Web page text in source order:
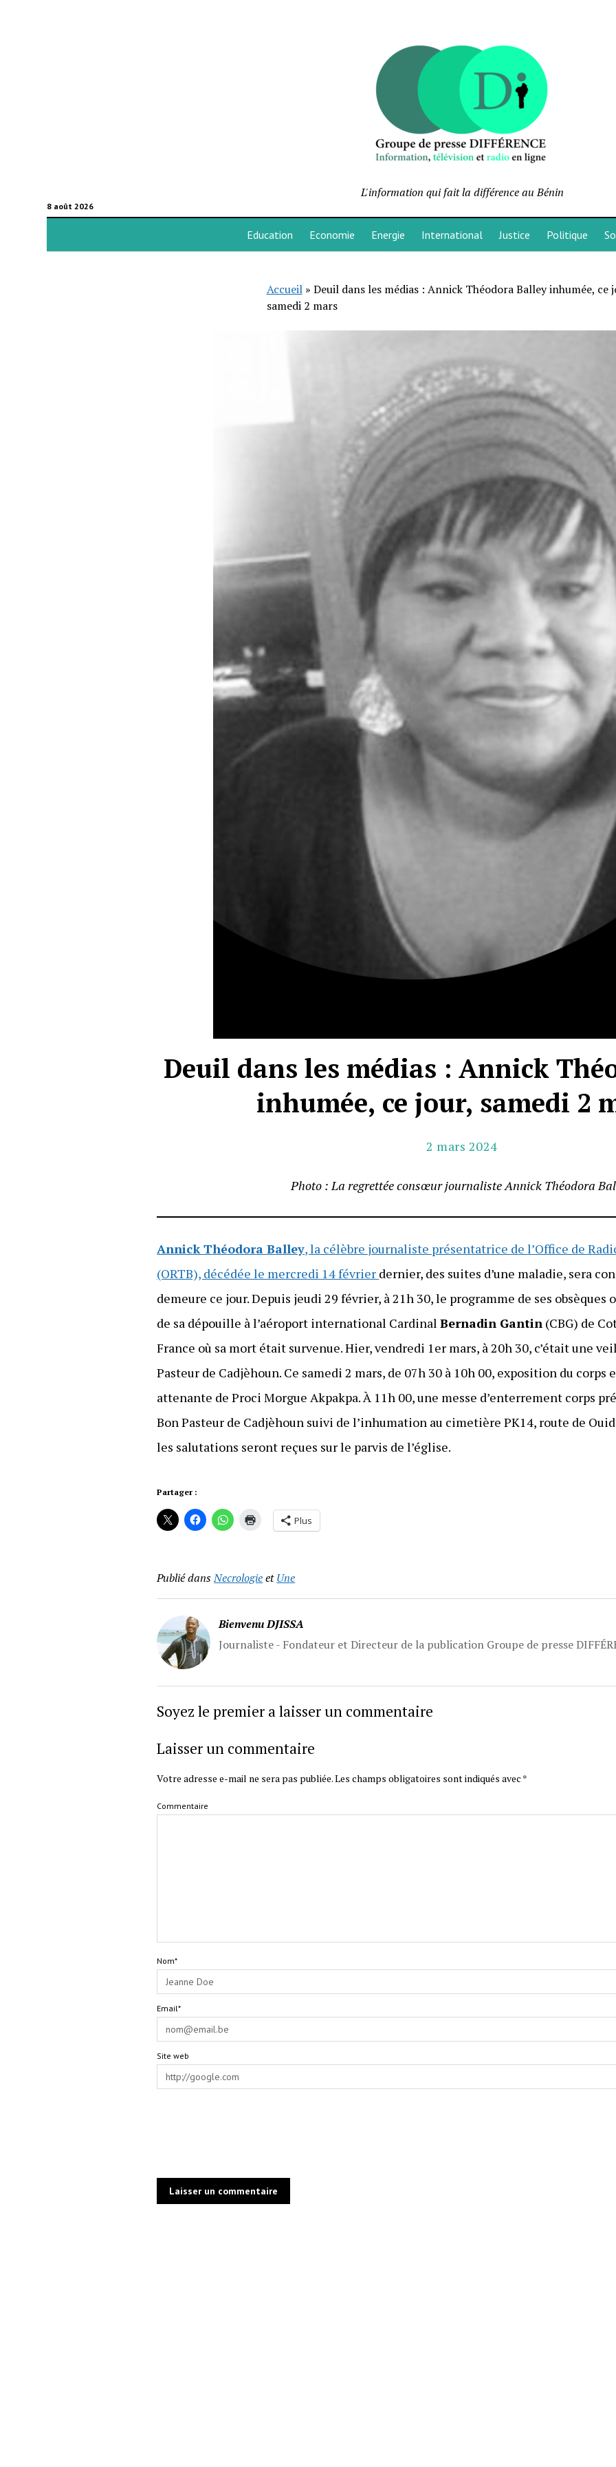
8 août 2026
L'information qui fait la différence au Bénin
Education Economie Energie International Justice Politique
Accueil» Deuil dans les médias : Annick Théodora Balley inhumée, ce
samedi 2 mars
Deuil dans les médias : Annick
inhumée, ce jour, samedi 2
2 mars 2024
Photo : La regrettée consœur journaliste Annick Théodora
Annick Théodora Balley, la célèbre journaliste présentatrice de l’Office de
(ORTB), décédée le mercredi 14 février dernier, des suites d’une maladie, sera
demeure ce jour. Depuis jeudi 29 février, à 21h 30, le programme de ses obsèques
de sa dépouille à l’aéroport international CardinalBernadin Gantin (CBG) de
France où sa mort était survenue. Hier, vendredi 1er mars, à 20h 30, c’était une
Pasteur de Cadjèhoun. Ce samedi 2 mars, de 07h 30 à 10h 00, exposition du corps
attenante de Proci Morgue Akpakpa. À 11h 00, une messe d’enterrement corps
Bon Pasteur de Cadjèhoun suivi de l’inhumation au cimetière PK14, route de
les salutations seront reçues sur le parvis de l’église.
Partager :
Plus
Publié dansNecrologieetUne
Bienvenu DJISSA
Journaliste - Fondateur et Directeur de la publication Groupe de presse
Soyez le premier a laisser un commentaire
Laisser un commentaire
Votre adresse e-mail ne sera pas publiée.Les champs obligatoires sont indiqués avec *
Commentaire
Nom*
Email*
Site web